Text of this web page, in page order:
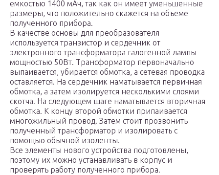
емкостью 1400 мАч, так как он имеет уменьшенные
размеры, что положительно скажется на объеме
полученного прибора.
В качестве основы для преобразователя
используется транзистор и сердечник от
электронного трансформатора галогенной лампы
мощностью 50Вт. Трансформатор первоначально
выпаивается, убирается обмотка, а сетевая проводка
оставляется. На сердечник наматывается первичная
обмотка, а затем изолируется несколькими слоями
скотча. На следующем шаге наматывается вторичная
обмотка. К концу второй обмотки припаивается
многожильный провод. Затем стоит прозвонить
полученный трансформатор и изолировать с
помощью обычной изоленты.
Все элементы нового устройства подготовлены,
поэтому их можно устанавливать в корпус и
проверять работу полученного прибора.